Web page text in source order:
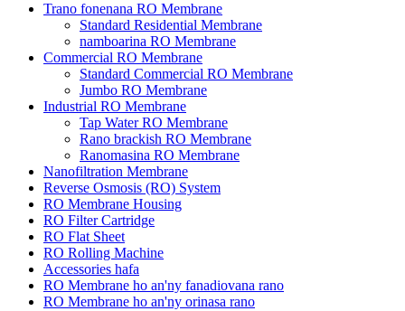
Trano fonenana RO Membrane
Standard Residential Membrane
namboarina RO Membrane
Commercial RO Membrane
Standard Commercial RO Membrane
Jumbo RO Membrane
Industrial RO Membrane
Tap Water RO Membrane
Rano brackish RO Membrane
Ranomasina RO Membrane
Nanofiltration Membrane
Reverse Osmosis (RO) System
RO Membrane Housing
RO Filter Cartridge
RO Flat Sheet
RO Rolling Machine
Accessories hafa
RO Membrane ho an'ny fanadiovana rano
RO Membrane ho an'ny orinasa rano